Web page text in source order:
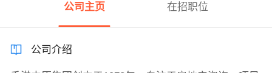
公司主页 在招职位
公司介绍